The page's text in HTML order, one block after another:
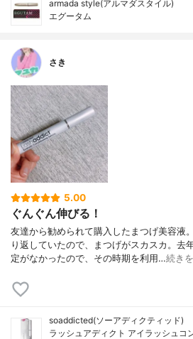
armada style(アルマダスタイル)
エグータム
さき
5.00
ぐんぐん伸びる！
友達から勧められて購入したまつげ美容液
り返していたので、まつげがスカスカ。去
定がなかったので、その時期を利用…続き
soaddicted(ソーアディクティッド)
ラッシュアディクト アイラッシュコ